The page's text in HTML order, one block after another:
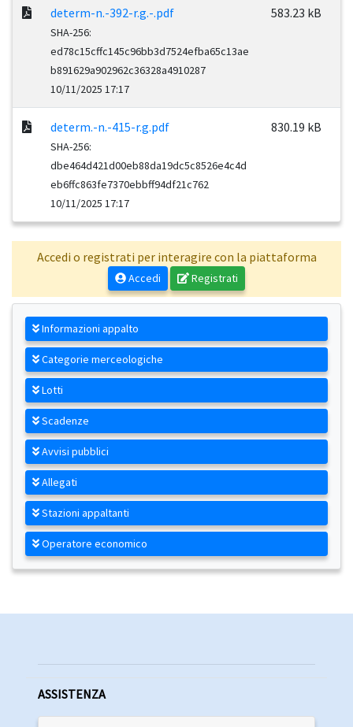
determ-n.-392-r.g.-.pdf
SHA-256:
ed78c15cffc145c96bb3d7524efba65c13ae
b891629a902962c36328a4910287
10/11/2025 17:17
583.23 kB
determ.-n.-415-r.g.pdf
SHA-256:
dbe464d421d00eb88da19dc5c8526e4c4d
eb6ffc863fe7370ebbff94df21c762
10/11/2025 17:17
830.19 kB
Accedi o registrati per interagire con la piattaforma
Accedi Registrati
Informazioni appalto
Categorie merceologiche
Lotti
Scadenze
Avvisi pubblici
Allegati
Stazioni appaltanti
Operatore economico
ASSISTENZA